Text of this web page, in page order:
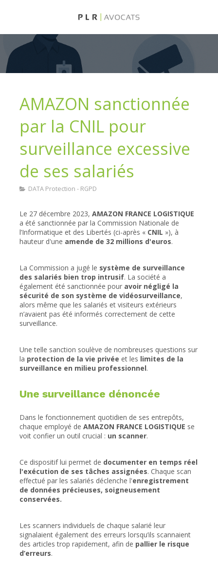
AMAZON sanctionnée
par la CNIL pour
surveillance excessive
de ses salariés
DATA Protection - RGPD
Le 27 décembre 2023, AMAZON FRANCE LOGISTIQUE
a été sanctionnée par la Commission Nationale de
l’Informatique et des Libertés (ci-après « CNIL »), à
hauteur d'une amende de 32 millions d'euros.
La Commission a jugé le système de surveillance
des salariés bien trop intrusif. La société a
également été sanctionnée pour avoir négligé la
sécurité de son système de vidéosurveillance,
alors même que les salariés et visiteurs extérieurs
n’avaient pas été informés correctement de cette
surveillance.
Une telle sanction soulève de nombreuses questions sur
la protection de la vie privée et les limites de la
surveillance en milieu professionnel.
Une surveillance dénoncée
Dans le fonctionnement quotidien de ses entrepôts,
chaque employé de AMAZON FRANCE LOGISTIQUE se
voit confier un outil crucial : un scanner.
Ce dispositif lui permet de documenter en temps réel
l'exécution de ses tâches assignées. Chaque scan
effectué par les salariés déclenche l'enregistrement
de données précieuses, soigneusement
conservées.
Les scanners individuels de chaque salarié leur
signalaient également des erreurs lorsqu’ils scannaient
des articles trop rapidement, afin de pallier le risque
d’erreurs.